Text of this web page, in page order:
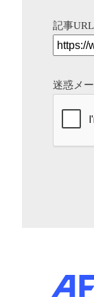
記事URL
迷惑メ